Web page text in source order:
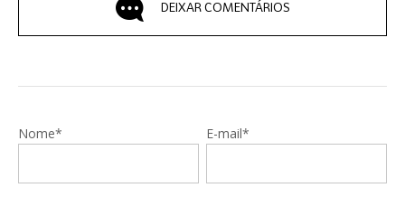
DEIXAR COMENTÁRIOS
Nome* E-mail*